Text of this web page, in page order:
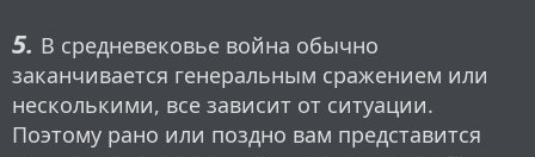
5. В средневековье война обычно
заканчивается генеральным сражением или
несколькими, все зависит от ситуации.
Поэтому рано или поздно вам представится